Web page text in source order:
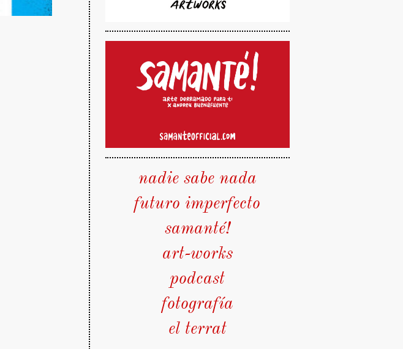
nadie sabe nada
futuro imperfecto
samanté!
art-works
podcast
fotografía
el terrat